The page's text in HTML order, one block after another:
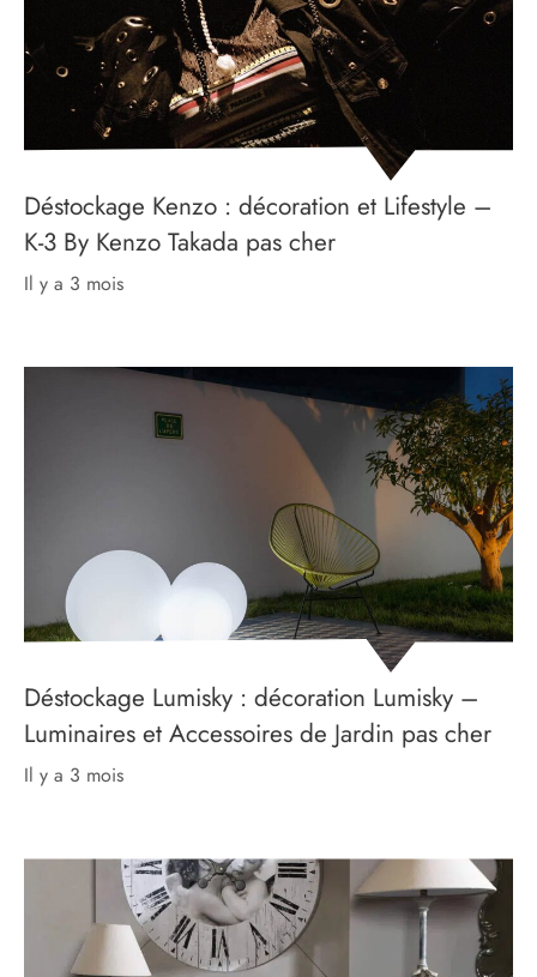
Déstockage Kenzo : décoration et Lifestyle –
K-3 By Kenzo Takada pas cher
il y a 3 mois
Déstockage Lumisky : décoration Lumisky –
Luminaires et Accessoires de Jardin pas cher
il y a 3 mois